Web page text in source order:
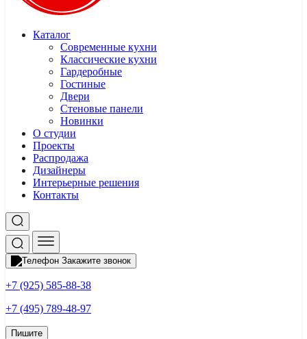
Каталог
Современные кухни
Классические кухни
Гардеробные
Гостиные
Двери
Стеновые панели
Новинки
О студии
Проекты
Распродажа
Дизайнеры
Интерьерные решения
Контакты
Закажите звонок
+7 (925) 585-88-38
+7 (495) 789-48-97
Пишите